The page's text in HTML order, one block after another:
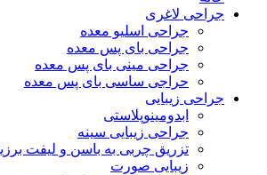
جراحی لاغری
جراحی اسلیو معده
جراحی بای پس معده
جراحی مینی بای پس معده
حراجی ساسی بای پس معده
جراحی زیبایی
ابدومینوپلاستی
جراحی زیبایی سینه
تزریق چربی به باسن و لیفت
زیبایی صورت